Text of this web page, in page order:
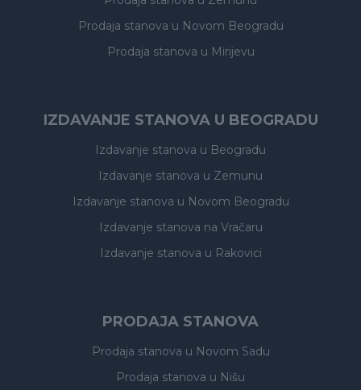
Prodaja stanova u Novom Beogradu
Prodaja stanova u Mirijevu
IZDAVANJE STANOVA U BEOGRADU
Izdavanje stanova u Beogradu
Izdavanje stanova u Zemunu
Izdavanje stanova u Novom Beogradu
Izdavanje stanova na Vračaru
Izdavanje stanova u Rakovici
PRODAJA STANOVA
Prodaja stanova u Novom Sadu
Prodaja stanova u Nišu